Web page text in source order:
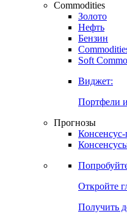
Commodities
Золото
Нефть
Бензин
Soft
Виджет:
Портфели
Прогнозы
Откройте
Получить